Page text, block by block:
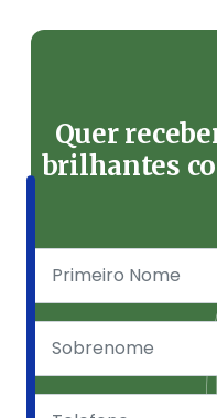
Quer
brilhantes